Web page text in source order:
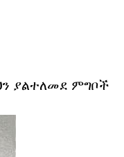
ያልተለመደ ምግቦች